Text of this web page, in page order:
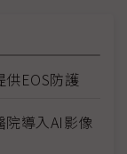
EOS防護
導入AI影像